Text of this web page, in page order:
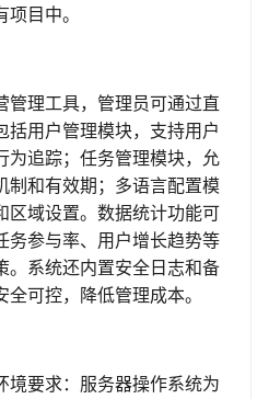
目中。
管理工具，管理员可通过直
括用户管理模块，支持用户
为追踪；任务管理模块，允
制和有效期；多语言配置模
区域设置。数据统计功能可
务参与率、用户增长趋势等
。系统还内置安全日志和备
可控，降低管理成本。
境要求：服务器操作系统为